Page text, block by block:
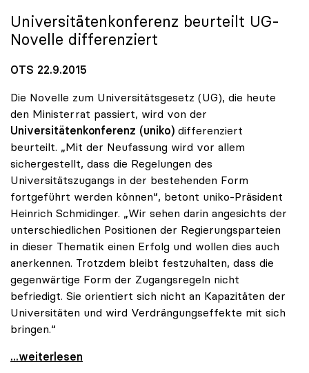
Universitätenkonferenz beurteilt UG-
Novelle differenziert
OTS 22.9.2015
Die Novelle zum Universitätsgesetz (UG), die heute
den Ministerrat passiert, wird von der
Universitätenkonferenz (uniko) differenziert
beurteilt. „Mit der Neufassung wird vor allem
sichergestellt, dass die Regelungen des
Universitätszugangs in der bestehenden Form
fortgeführt werden können“, betont uniko-Präsident
Heinrich Schmidinger. „Wir sehen darin angesichts der
unterschiedlichen Positionen der Regierungsparteien
in dieser Thematik einen Erfolg und wollen dies auch
anerkennen. Trotzdem bleibt festzuhalten, dass die
gegenwärtige Form der Zugangsregeln nicht
befriedigt. Sie orientiert sich nicht an Kapazitäten der
Universitäten und wird Verdrängungseffekte mit sich
bringen.“
Schmidinger zu Uni-Zugang: Kernfrage trotz
...weiterlesen